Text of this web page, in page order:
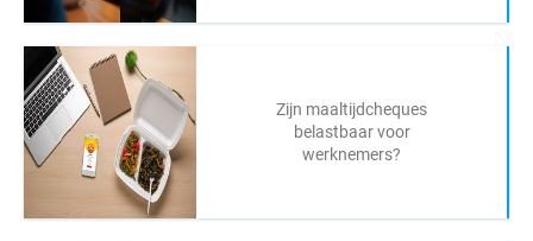
Zijn maaltijdcheques
belastbaar voor
werknemers?